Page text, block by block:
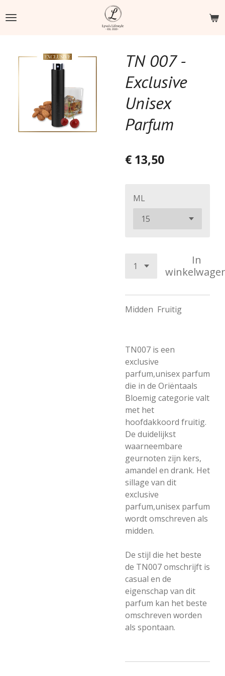
direct
hoofdinhoud
TN 007 -
Exclusive
Unisex
Parfum
€ 13,50
ML
In
Midden Fruitig
TN007 is een
exclusive
parfum,unisex parfum
die in de Oriëntaals
Bloemig categorie valt
met het
hoofdakkoord fruitig.
De duidelijkst
waarneembare
geurnoten zijn kers,
amandel en drank. Het
sillage van dit
exclusive
parfum,unisex parfum
wordt omschreven als
midden.
De stijl die het beste
de TN007 omschrijft is
casual en de
eigenschap van dit
parfum kan het beste
omschreven worden
als spontaan.